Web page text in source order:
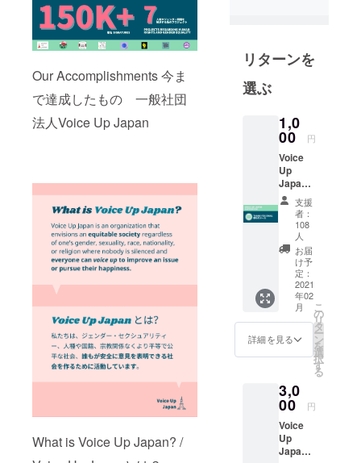
Our Accomplishments 今ま
で達成したもの 一般社団
法人Voice Up Japan
What is Voice Up Japan? /
to create a
more gender
equal society
people feel
safe to voice
政治的活
動、意識の
ミュニ
ティーづく
りを通し
て、 日本の
社会を平等
にしていき
ます。
working
towards a
more equal
society in
リターンを
選ぶ
1,0
00 円
Voice
Up
Japan
Support
er 御礼
のメー
ルを送
らせて
いただ
きま
す。 We
will be
sending
you a
thank
behalf
of our
team
支援
者：
108
人
お届
け予
定：
2021
年02
月
詳細を見る
こ
の
リ
タ
ー
ン
を
選
択
す
る
3,0
00 円
Voice
Up
Japan